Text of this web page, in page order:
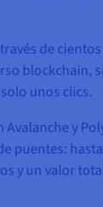
de
blockchain,
unos clics.
y
puentes:
y un valor